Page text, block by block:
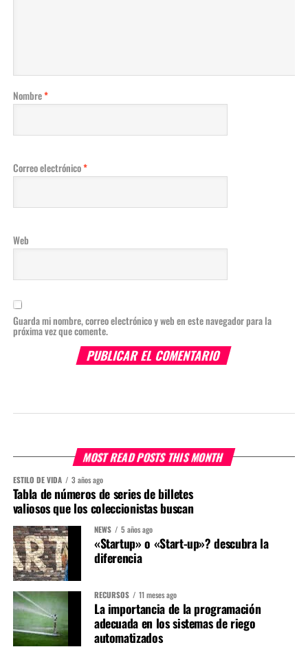
Nombre*
Correo electrónico*
Web
Guarda mi nombre, correo electrónico y web en este navegador para la
próxima vez que comente.
MOST READ POSTS THIS MONTH
ESTILO DE VIDA 3 años ago
Tabla de números de series de billetes
valiosos que los coleccionistas buscan
NEWS 5 años ago
«Startup» o «Start-up»? descubra la
diferencia
RECURSOS 11 meses ago
La importancia de la programación
adecuada en los sistemas de riego
automatizados